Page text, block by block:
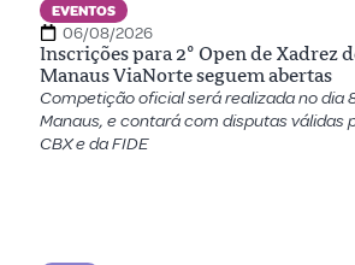
EVENTOS
06/08/2026
Inscrições para 2º Open de Xadrez
Manaus ViaNorte seguem abertas
Competição oficial será realizada no dia
Manaus, e contará com disputas válidas
CBX e da FIDE